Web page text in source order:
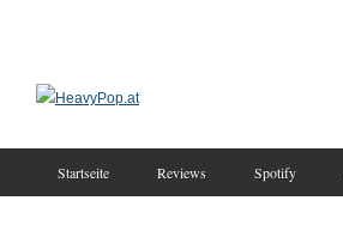
Startseite Reviews Spotify